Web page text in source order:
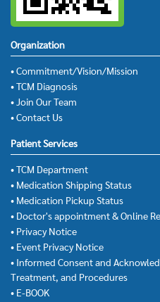
Organization
• Commitment/Vision/Mission
• TCM Diagnosis
• Join Our Team
• Contact Us
Patient Services
• TCM Department
• Medication Shipping Status
• Medication Pickup Status
• Doctor's appointment & Online
• Privacy Notice
• Event Privacy Notice
• Informed Consent and
Treatment, and Procedures
• E-BOOK